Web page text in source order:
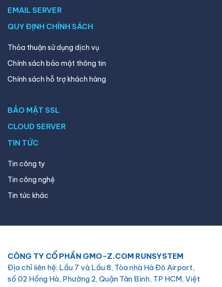
EMAIL SERVER
QUY ĐỊNH CHÍNH SÁCH
Thỏa thuận sử dụng dịch vụ
Chính sách bảo mật thông tin
Chính sách hỗ trợ khách hàng
BẢO MẬT SSL
CLOUD SERVER
TIN TỨC
Tin công ty
Tin công nghệ
Tin tức khác
CÔNG TY CỔ PHẦN GMO-Z.COM RUNSYSTEM
Địa chỉ liên hệ: Lầu 7 và Lầu 8, Tòa nhà Hà Đô Airport,
số 02 Hồng Hà, Phường 2, Quận Tân Bình, TP HCM, Việt